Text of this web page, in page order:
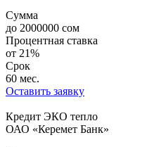
Сумма
до 2000000 сом
Процентная ставка
от 21%
Срок
60 мес.
Оставить заявку
Кредит ЭКО тепло
ОАО «Керемет Банк»